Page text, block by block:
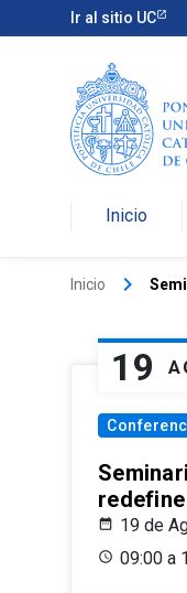
Ir al sitio UC
Inicio
Inicio keyboard_arrow_right
19
19 de
09:00 a